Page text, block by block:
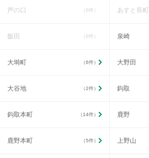
芦の口 （0件） あすと長町
飯田 （0件） 泉崎
大塒町 （6件） 大野田
大谷地 （2件） 鈎取
鈎取本町 （14件） 鹿野
鹿野本町 （5件） 上野山